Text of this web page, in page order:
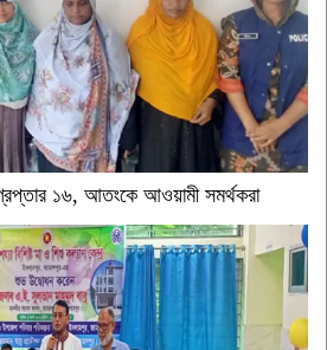
১৬, আতংকে আওয়ামী সমর্থকরা